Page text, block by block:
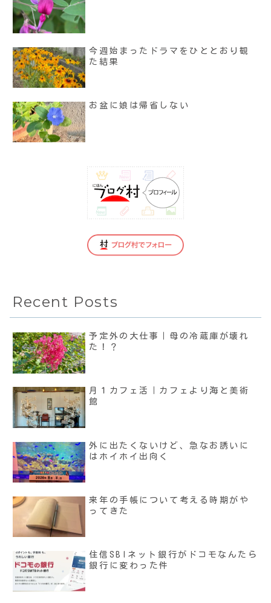
今週始まったドラマをひととおり観
た結果
お盆に娘は帰省しない
Recent Posts
予定外の大仕事｜母の冷蔵庫が壊れ
た！？
月１カフェ活｜カフェより海と美術
館
外に出たくないけど、急なお誘いに
はホイホイ出向く
来年の手帳について考える時期がや
ってきた
住信SBIネット銀行がドコモなんたら
銀行に変わった件